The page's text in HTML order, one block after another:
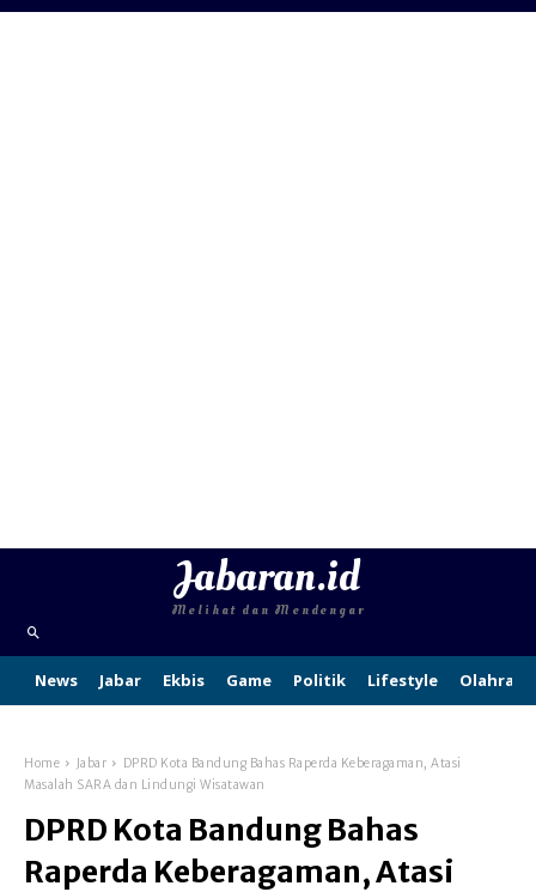
Jabaran.id
Melihat dan Mendengar
News Jabar Ekbis Game Politik Lifestyle Olahraga
Home Jabar
DPRD Kota Bandung Bahas Raperda Keberagaman, Atasi
Masalah SARA dan Lindungi Wisatawan
DPRD Kota Bandung Bahas
Raperda Keberagaman, Atasi